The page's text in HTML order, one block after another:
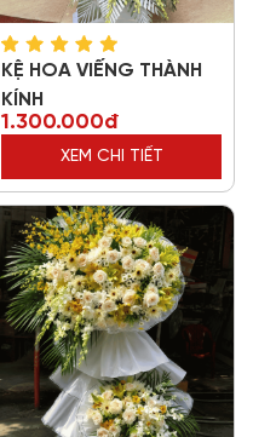
KỆ HOA VIẾNG THÀNH
KÍNH
1.300.000đ
XEM CHI TIẾT